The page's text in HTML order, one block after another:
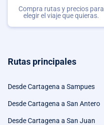
Compra rutas y precios para
elegir el viaje que quieras.
Rutas principales
Desde Cartagena a Sampues
Desde Cartagena a San Antero
Desde Cartagena a San Juan